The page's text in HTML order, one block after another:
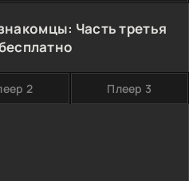
Часть третья
2 Плеер 3